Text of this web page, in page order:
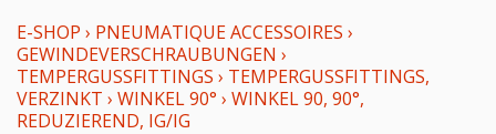
E-SHOP › PNEUMATIQUE ACCESSOIRES ›
GEWINDEVERSCHRAUBUNGEN ›
TEMPERGUSSFITTINGS › TEMPERGUSSFITTINGS,
VERZINKT › WINKEL 90° › WINKEL 90, 90°,
REDUZIEREND, IG/IG